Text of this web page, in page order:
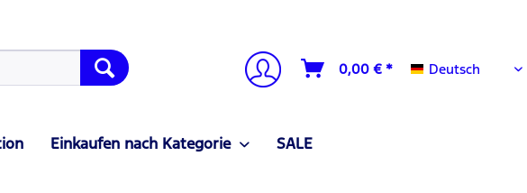
0,00 € * Deutsch
Deutsch
Einkaufen nach Kategorie SALE